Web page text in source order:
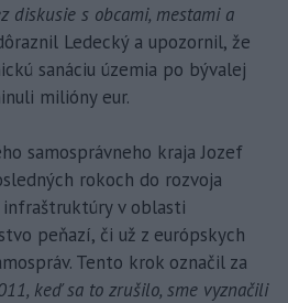
diskusie s obcami, mestami a
Ledecký a upozornil, že
sanáciu územia po bývalej
milióny eur.
samosprávneho kraja Jozef
rokoch do rozvoja
v oblasti
peňazí, či už z európskych
Tento krok označil za
keď sa to zrušilo, sme vyznačili